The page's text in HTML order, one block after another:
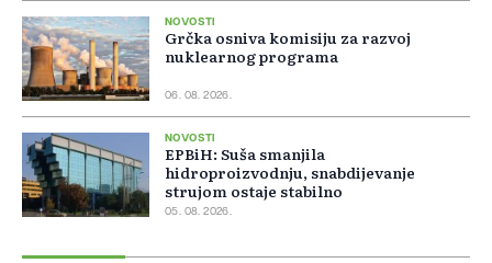
NOVOSTI
Grčka osniva komisiju za razvoj
nuklearnog programa
06. 08. 2026.
NOVOSTI
EPBiH: Suša smanjila
hidroproizvodnju, snabdijevanje
strujom ostaje stabilno
05. 08. 2026.